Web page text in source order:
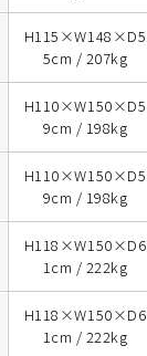
H115×W148×D5
5cm / 207kg
H110×W150×D5
9cm / 198kg
H110×W150×D5
9cm / 198kg
H118×W150×D6
1cm / 222kg
H118×W150×D6
1cm / 222kg